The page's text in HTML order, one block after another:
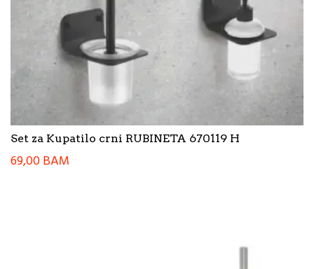
Set za Kupatilo crni RUBINETA 670119 H
69,00BAM